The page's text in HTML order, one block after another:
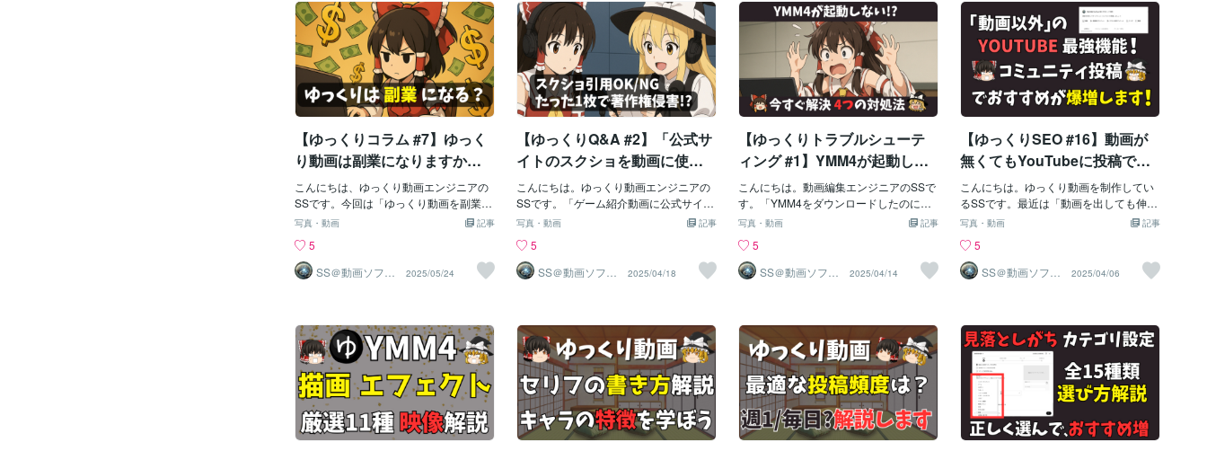
そのキャラ全体のセリフ字幕が一切表示
されなくなります。さらに、各ボイスア
イテムごとに字幕のオン／オフも設定で
きます。タイムライン上でアイテムを選
択し、「字幕」タブを確認しましょ
う。・「表示しない」が選ばれている場
合、個別に表示がオフになっています。
つまり、「キャラ全体の設定」と「個別
のアイテム設定」の両方がオンでなけれ
ば、字幕
していませんか？→ 再生バーを動かし、
ボイスアイテム上に移動。② プレビュー
音量がゼロ or ミュート画面右下のスピー
カーアイコンに×マークが出ていないか？
音量スライダーが一番左になっていない
か？→ スライダーを右へ動かし、ミュー
トを解除。。③ セリフの音量が0%にな
っているセリフを選択 → 右側の
ひらめく！編集者向けリフレッシュ法【5
選】✅ ① 意図的に「ぼんやりする時間」
を入れる（マインドワンダリング）シャ
ワーを浴びる窓の外を眺める散歩しなが
ら無言で歩く何もしない時間こそ、脳
が“自動で”情報を整理している時間。ア
イデアを捻り出すのではなく、“ふと湧い
てくる”のを待つスタンスが効きます。✅
② 軽い運動で脳に血流を送
たものですが、YouTube SEOにも応用で
きる んです！💡 YouTubeでPDCAを回す
と…✅ クリック率（CTR）が上がる！ →
魅力的なサムネ＆タイトルに改善✅ 視聴
維持率が上がる！ → 離脱ポイントを分析
＆カット✅ 検索流入が増える！ → 適切な
キーワードを選定＆最適化PDCAをうま
く活用すれば、再生回数・登録者数の増
加につながる というわけです！2. 計画
（Plan）：目標設定とSEO戦略最初に 明
確な目標を決める ことが重要です！🎯 目
標の例CTR（クリック率）を○%改善す
る！視聴維持率を○%以上にする！検索流
入を○%アップさせる！💡 戦略を立てる
検索のサジェスト・Googleトレンド・Vi
dIQなどを活用✔ 競合分析 → 人気動画の
タイトル・サムネ・説明文をチェック✔
稿時の最適化計画が決まったら、次は 実
際に動画を投稿 ！ここで「タイトル・説
明文・タグ・サムネ」をしっかり作り込
もう！🎯 最適化のポイント✅ タイトル →
キーワードを入れつつ、クリックされや
すい言葉を工夫（
当？」そんな疑問に答えるために、 YouT
ube SEOを強化する「再生リストの活用
法」 を紹介します！適切に設定すれば、
検索結果や関連動画に表示されやすくな
り、視聴回数を増やせます！1. 再生リス
トの基本設定でSEOを強化！YouTubeの
再生リストは、 ただ動画をまとめるだけ
でなく、タイトルや説明を工夫すること
で検索に有利になる 重要な機能です。✅
重要なポイントタイトルに検索されやす
いキーワードを入れる！説明文に動画の
内容を詳しく書く！「公開」に設定し
て、検索や関連動画に表示されるように
する！📌 OK例：✅ 「初心者向け動画編
すすめ動画集」→ 何の動画かわからな
い…2. シリーズ再生リストで視聴回数ア
ップ！シリーズ再生リストを設定する
すくなる！✅ 重要なポイントシリーズも
のの動画は必ずシリーズ再生リストにす
る！動画の流れがスムーズになるように
並べる！視聴者が続けて見たくなる構成
を意識する！🐪設定方法1. YouTubeから
再生リストを開く‼️2. 「…」を押して「再
生リストの設定」へ👌3. 再生リストの公
式シリーズとして設定
ません。当てはまっていたことがあった
ので紹介。シンクロニシティ動画の 2 番
目でシンクロニシティについて触れてい
ます。軽い気持ちで Twitter をしていたと
ころ数年ぶりに「てらこ 」さんという方
のツィートに遭遇。ふだん交流していま
せんので Twitter のアルゴリズム的に滅多
に起きないことです。再度軽い気持ちで
リツィートしたところイベントに誘われ
ました。ちなみに「てらこ 」さんの動画
はこちら。まだ詳細は明かしませんがこ
れからやろうとしていますプロジェクト
にとって大きな助けになりそうです。シ
ンクロニシティです。もうひとつ……閑
番目の「ゆりもどし」も起こっていたよ
うです。特にひどかった時はこちらで相
談させていただきました。今までの苦し
てきましたがそろそろ終わり。最後まで
ご笑読いただきありがとうございまし
た。
使えるようになるのか、その方法を解説
します。。1. Parallels Desktopとは何か
💻 仮想化ソフトの基本概念まず、仮想化
ソフトって何？と思う方もいるでしょ
う。仮想化ソフトは、コンピュータ上に
別の仮想的な環境を作るソフトウェアの
こと。これを使うことで、1台のマシンで
複数のOSを同時に動かすことができま
す。- ✅ Macの上でWindowsを動かせる-
✅ 別のOSを試したい時に便利- ✅ ソフト
ウェアの互換性を考えずに済む🔧 Paralle
ls Desktopの機能Parallels Desktopは、M
acユーザーにとって最適な仮想化ソフト
です。その特徴をいくつか紹介します。
すことができる2. 多様なOSに対応してお
り、簡単にインストール可能3. 高速なパ
フォーマンスで作業をサポートこのよう
Desktopのインストール手順⭕️ ダウンロ
ードからインストールまでの流れParallel
s Desktopを導入する最初の一歩は、公式
サイトからのダウンロ
【ゆっくりコラム #7】ゆっく
り動画は副業になりますか？
コツコツ積み重ねれば「不労
所得」に？趣味と実益を両立
して楽しい動画ビジネスを！
こんにちは、ゆっくり動画エンジニアの
SSです。今回は「ゆっくり動画を副業と
して始めるための方法と魅力」について
と…」「動画編集って難しそうで手が出
せない…」そんな悩みを抱えている方、
多いのではないでしょうか。私も最初は
とその実現方法について詳しくお伝えし
ます。1. ゆっくり動画を副業にする魅力
ゆっくり動画は副業として非常に魅力的
です。💡 顔出し不要で気軽に始められる
「顔出しが苦手…」という方でも、ゆっ
くり動画なら問題ありません。- ゆっくり
キャラを使うことで、個性を出しつつ匿
名性を保てる- 声の録音が不要で、テキス
記事
写真・動画
5
SS＠動画ソフト
ウェアエンジニ
2025/05/24
【ゆっくりQ&A #2】「公式サ
イトのスクショを動画に使っ
てOK！」←この考え、めちゃ
くちゃ危険です…「出典」だ
けじゃ不十分、初心者でも安
全な「スクショの使い方」ル
ールについてお答えします！
こんにちは。ゆっくり動画エンジニアの
SSです。「ゲーム紹介動画に公式サイト
のスクショをちょっとだけ入れたい」
んなふうに思っていませんか？です
が、“たった1枚”でも使い方によっては著
作権侵害になってしまう可能性がありま
ョの使用はOKかNGか✅ よくある勘違い
と違反例✅ 正しく引用するための条件✅
安心できる代替手段までをわかりやすく
解説していきます。1. スクショ1枚なら
使っていい？──大事なのは「使い方」ま
ず結論から。スクリーンショットを1枚だ
け使うこと自体は、必ずしもNGではあり
ません。重要なのは、「枚数」ではな
記事
写真・動画
5
SS＠動画ソフト
ウェアエンジニ
2025/04/18
【ゆっくりトラブルシューテ
ィング #1】YMM4が起動しな
い!?「青い画面」やスマートア
プリコントロールの対処法を
詳しく紹介！恐怖の「勝手に
消えた」も対策できるんで
す！YMM4インストール後はま
こんにちは。動画編集エンジニアのSSで
す。「YMM4をダウンロードしたのに、
全然起動してくれない…」「クリックし
止められた…」「なんで！？壊れてる？
パソコンが悪いの？」こうした悩み、本
当にあると思います。特に、動画編集が
で、モチベーションを一気に下げてしま
う原因にもなります。でも、安心してく
ださい。YMM4は決して壊れているわけ
ではありません。むしろ、正規の場所か
らダウンロードされたYMM4であれば、
起動しない原因のほとんどは「Windows
のセキュリティ機能」や「誤設定」が関
係しています。今回は、YMM4が起動し
記事
写真・動画
5
SS＠動画ソフト
ウェアエンジニ
2025/04/14
【ゆっくりSEO #16】動画が
無くてもYouTubeに投稿でき
る！？「コミュニティ投稿」
で視聴者と繋がろう…「アン
ケート」や「投稿」の基本か
ら、コミュニティ向けコンテ
ンツの作り方まで解説！発信
こんにちは。ゆっくり動画を制作してい
るSSです。最近は「動画を出しても伸び
ない」「コメントが減った」「ファンと
抱える方が増えています。でも、それは
動画の内容以前に、「発信の頻度」「視
聴者との接点」が足りないだけかもしれ
能」。実は2024年から登録者数に関係な
く、すべてのチャンネルで使えるように
なりました。この記事では、小規模チャ
ンネルでも“視聴者との接点”を強化でき
る最重要機能、コミュニティ投稿につい
て解説していきます！1. コミュニティ投
稿とは？YouTube動画投稿との違い・活
用のメリットとは？「コミュニティ投
記事
写真・動画
5
SS＠動画ソフト
ウェアエンジニ
2025/04/06